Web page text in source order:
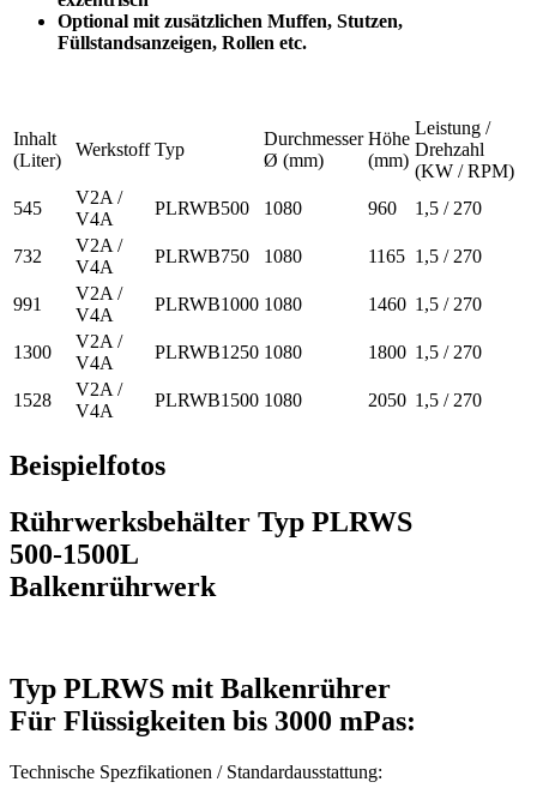
Optional mit zusätzlichen Muffen, Stutzen,
Füllstandsanzeigen, Rollen etc.
Inhalt
(Liter)
Werkstoff Typ
Durchmesser
Ø (mm)
Höhe
(mm)
Leistung /
Drehzahl
(KW / RPM)
545
V2A /
V4A
PLRWB500 1080 960 1,5 / 270
732
V2A /
V4A
PLRWB750 1080 1165 1,5 / 270
991
V2A /
V4A
PLRWB1000 1080 1460 1,5 / 270
1300
V2A /
V4A
PLRWB1250 1080 1800 1,5 / 270
1528
V2A /
V4A
PLRWB1500 1080 2050 1,5 / 270
Beispielfotos
Rührwerksbehälter Typ PLRWS
500-1500L
Balkenrührwerk
Typ PLRWS mit Balkenrührer
Für Flüssigkeiten bis 3000 mPas:
Technische Spezfikationen / Standardausstattung: